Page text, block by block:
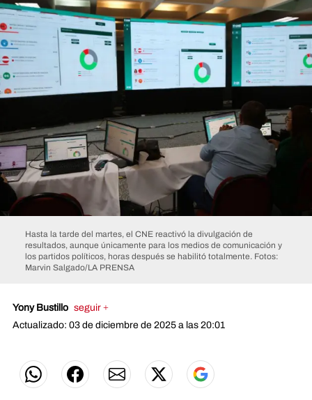
Hasta la tarde del martes, el CNE reactivó la divulgación de
resultados, aunque únicamente para los medios de comunicación y
los partidos políticos, horas después se habilitó totalmente. Fotos:
Marvin Salgado/LA PRENSA
Yony Bustillo seguir +
Actualizado: 03 de diciembre de 2025 a las 20:01